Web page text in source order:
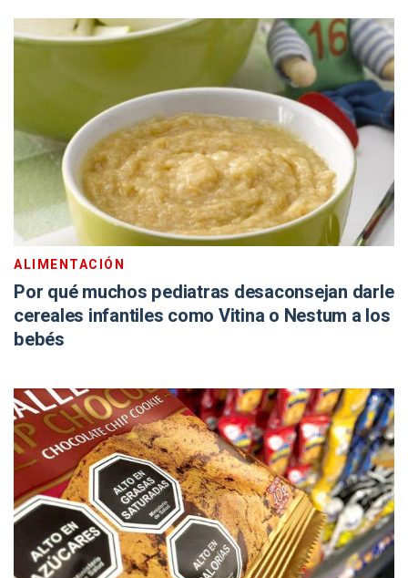
ALIMENTACIÓN
Por qué muchos pediatras desaconsejan darle
cereales infantiles como Vitina o Nestum a los
bebés